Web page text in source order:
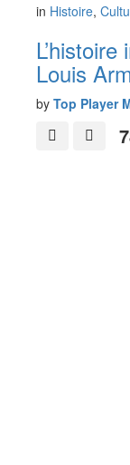
in Histoire,
Louis
by Top Player